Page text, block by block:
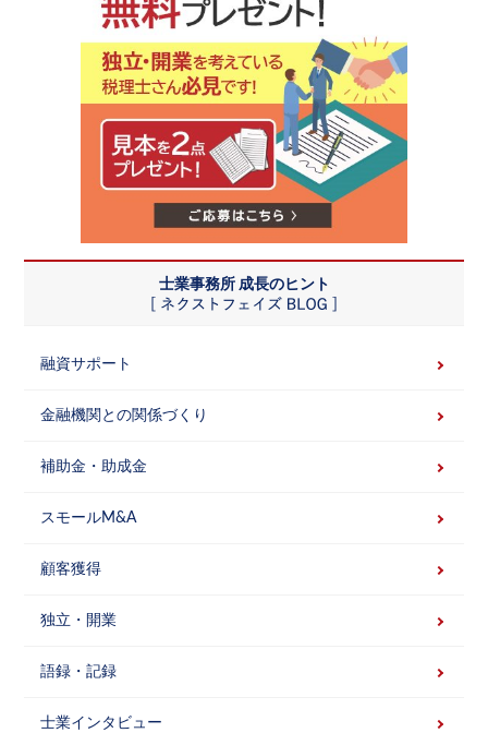
士業事務所 成長のヒント
融資サポート
金融機関との関係づくり
補助金・助成金
スモールM&A
顧客獲得
独立・開業
語録・記録
士業インタビュー